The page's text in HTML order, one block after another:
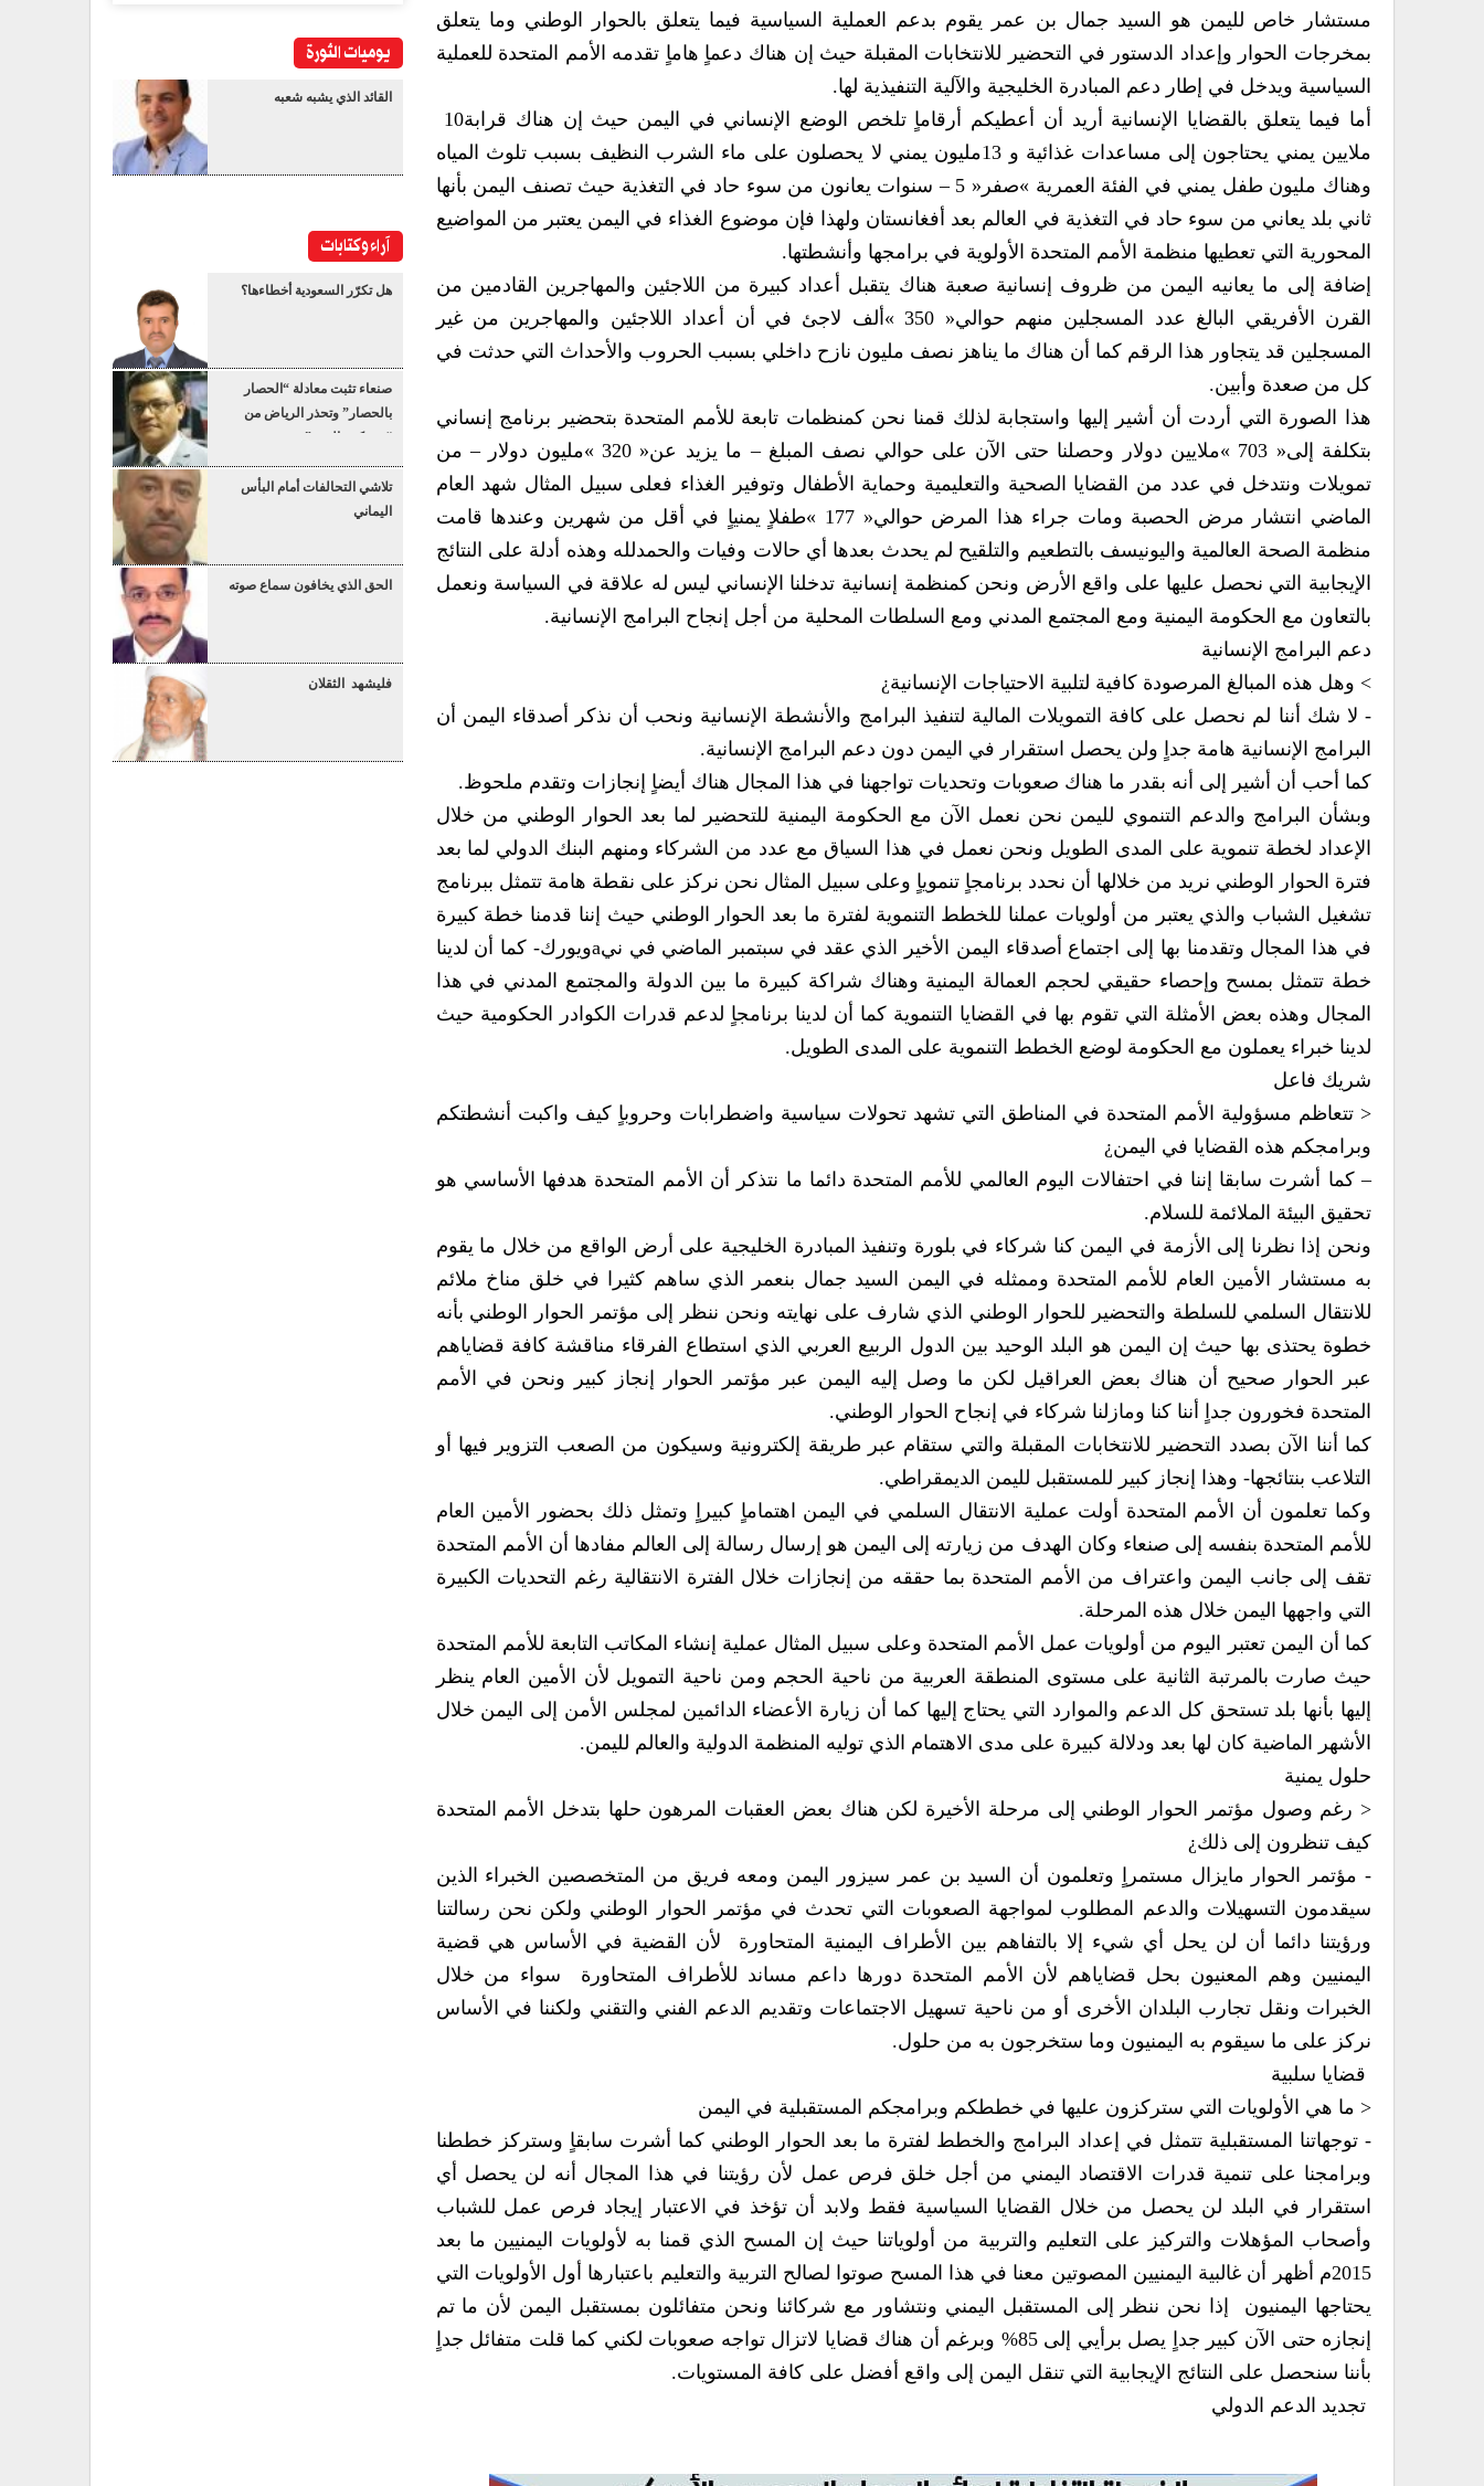
مستشار خاص لليمن هو السيد جمال بن عمر‮ ‬يقوم بدعم العملية السياسية فيما‮ ‬يتعلق بالحوار الوطني‮ ‬وما‮ ‬يتعلق
بمخرجات الحوار وإعداد الدستور في‮ ‬التحضير للانتخابات المقبلة حيث إن هناك دعماٍ‮ ‬هاماٍ‮ ‬تقدمه الأمم المتحدة للعملية
السياسية ويدخل في‮ ‬إطار دعم المبادرة الخليجية والآلية التنفيذية لها‮.‬
‬ملايين‮ ‬يمني‮ ‬يحتاجون إلى مساعدات‮ ‬غذائية و13‮ ‬مليون‮ ‬يمني‮ ‬لا‮ ‬يحصلون على ماء الشرب النظيف بسبب تلوث المياه
وهناك مليون طفل‮ ‬يمني‮ ‬في‮ ‬الفئة العمرية‮ »‬صفر‮ – ‬5‮« ‬سنوات‮ ‬يعانون من سوء حاد في‮ ‬التغذية حيث تصنف اليمن بأنها
ثاني‮ ‬بلد‮ ‬يعاني‮ ‬من سوء حاد في‮ ‬التغذية في‮ ‬العالم بعد أفغانستان ولهذا فإن موضوع الغذاء في‮ ‬اليمن‮ ‬يعتبر من المواضيع
المحورية التي‮ ‬تعطيها منظمة الأمم المتحدة الأولوية في‮ ‬برامجها وأنشطتها‮.‬
إضافة إلى ما‮ ‬يعانيه اليمن من ظروف إنسانية صعبة هناك‮ ‬يتقبل أعداد كبيرة من اللاجئين والمهاجرين القادمين من
القرن الأفريقي‮ ‬البالغ‮ ‬عدد المسجلين منهم حوالي‮ »‬350‮« ‬ألف لاجئ في‮ ‬أن أعداد اللاجئين والمهاجرين من‮ ‬غير
‬كل من صعدة وأبين‮.‬
‬بتكلفة إلى‮ »‬703‮« ‬ملايين دولار وحصلنا حتى الآن على حوالي‮ ‬نصف المبلغ‮ – ‬ما‮ ‬يزيد عن‮ »‬320‮« ‬مليون دولار‮ – ‬من
تمويلات ونتدخل في‮ ‬عدد من القضايا الصحية والتعليمية وحماية الأطفال وتوفير الغذاء‮ ‬فعلى سبيل المثال شهد العام
الماضي‮ ‬انتشار مرض الحصبة ومات جراء هذا المرض حوالي‮ »‬177‮« ‬طفلاٍ‮ ‬يمنياٍ‮ ‬في‮ ‬أقل من شهرين وعندها قامت
منظمة الصحة العالمية واليونيسف بالتطعيم والتلقيح لم‮ ‬يحدث بعدها أي‮ ‬حالات وفيات والحمدلله وهذه أدلة على النتائج
الإيجابية التي‮ ‬نحصل عليها على واقع الأرض ونحن كمنظمة إنسانية تدخلنا الإنساني‮ ‬ليس له علاقة في‮ ‬السياسة ونعمل
بالتعاون مع الحكومة اليمنية ومع المجتمع المدني‮ ‬ومع السلطات المحلية من أجل إنجاح البرامج الإنسانية‮.‬
دعم البرامج الإنسانية
‮> ‬وهل هذه المبالغ‮ ‬المرصودة كافية لتلبية الاحتياجات الإنسانية¿
‮- ‬لا شك أننا لم نحصل على كافة التمويلات المالية لتنفيذ البرامج والأنشطة الإنسانية ونحب أن نذكر أصدقاء اليمن أن
البرامج الإنسانية هامة جداٍ‮ ‬ولن‮ ‬يحصل استقرار في‮ ‬اليمن دون دعم البرامج الإنسانية‮.‬
كما أحب أن أشير إلى أنه بقدر ما هناك صعوبات وتحديات تواجهنا في‮ ‬هذا المجال هناك أيضاٍ‮ ‬إنجازات وتقدم ملحوظ‮.‬
وبشأن البرامج والدعم التنموي‮ ‬لليمن نحن نعمل الآن مع الحكومة اليمنية للتحضير لما بعد الحوار الوطني‮ ‬من خلال
الإعداد لخطة تنموية على المدى الطويل‮ ‬ونحن نعمل في‮ ‬هذا السياق مع عدد من الشركاء ومنهم البنك الدولي‮ ‬لما بعد
فترة الحوار الوطني‮ ‬نريد من خلالها أن نحدد برنامجاٍ‮ ‬تنموياٍ‮ ‬وعلى سبيل المثال نحن نركز على نقطة هامة تتمثل ببرنامج
تشغيل الشباب والذي‮ ‬يعتبر من أولويات عملنا للخطط التنموية لفترة ما بعد الحوار الوطني‮ ‬حيث إننا قدمنا خطة كبيرة
في‮ ‬هذا المجال وتقدمنا بها إلى اجتماع أصدقاء اليمن الأخير الذي‮ ‬عقد في‮ ‬سبتمبر الماضي‮ ‬في‮ ‬نيaويورك‮- ‬كما أن لدينا
خطة تتمثل بمسح وإحصاء حقيقي‮ ‬لحجم العمالة اليمنية وهناك شراكة كبيرة ما بين الدولة والمجتمع المدني‮ ‬في‮ ‬هذا
المجال وهذه بعض الأمثلة التي‮ ‬تقوم بها في‮ ‬القضايا التنموية كما أن لدينا برنامجاٍ‮ ‬لدعم قدرات الكوادر الحكومية حيث
لدينا خبراء‮ ‬يعملون مع الحكومة لوضع الخطط التنموية على المدى الطويل‮.‬
شريك فاعل
< تتعاظم مسؤولية الأمم المتحدة في‮ ‬المناطق التي‮ ‬تشهد تحولات سياسية واضطرابات وحروباٍ كيف واكبت أنشطتكم
وبرامجكم هذه القضايا في‮ ‬اليمن¿
– كما أشرت سابقا‮ ‬إننا في‮ ‬احتفالات اليوم العالمي‮ ‬للأمم المتحدة دائما ما نتذكر أن الأمم المتحدة هدفها الأساسي‮ ‬هو
تحقيق البيئة الملائمة للسلام‮.‬
ونحن إذا نظرنا إلى الأزمة في‮ ‬اليمن كنا شركاء في‮ ‬بلورة وتنفيذ المبادرة الخليجية على أرض الواقع من خلال ما‮ ‬يقوم
به مستشار الأمين العام للأمم المتحدة وممثله في‮ ‬اليمن السيد جمال بنعمر الذي‮ ‬ساهم كثيرا في‮ ‬خلق مناخ ملائم
للانتقال السلمي‮ ‬للسلطة والتحضير للحوار الوطني‮ ‬الذي‮ ‬شارف على نهايته ونحن ننظر إلى مؤتمر الحوار الوطني‮ ‬بأنه
خطوة‮ ‬يحتذى بها حيث إن اليمن هو البلد الوحيد بين الدول الربيع العربي‮ ‬الذي‮ ‬استطاع الفرقاء مناقشة كافة قضاياهم
عبر الحوار‮ ‬صحيح أن هناك بعض العراقيل لكن ما وصل إليه اليمن عبر مؤتمر الحوار إنجاز كبير ونحن في‮ ‬الأمم
المتحدة فخورون جداٍ‮ ‬أننا كنا ومازلنا شركاء في‮ ‬إنجاح الحوار الوطني‮.‬
كما أننا الآن بصدد التحضير للانتخابات المقبلة والتي‮ ‬ستقام عبر طريقة إلكترونية وسيكون من الصعب التزوير فيها أو
التلاعب بنتائجها‮- ‬وهذا إنجاز كبير للمستقبل لليمن الديمقراطي‮.‬
وكما تعلمون أن الأمم المتحدة أولت عملية الانتقال السلمي‮ ‬في‮ ‬اليمن اهتماماٍ‮ ‬كبيراٍ‮ ‬وتمثل ذلك بحضور الأمين العام
للأمم المتحدة بنفسه إلى صنعاء وكان الهدف من زيارته إلى اليمن هو إرسال رسالة إلى العالم مفادها أن الأمم المتحدة
تقف إلى جانب اليمن واعتراف من الأمم المتحدة بما حققه من إنجازات خلال الفترة الانتقالية رغم التحديات الكبيرة
التي‮ ‬واجهها اليمن خلال هذه المرحلة‮.‬
كما أن اليمن تعتبر اليوم من أولويات عمل الأمم المتحدة وعلى سبيل المثال عملية إنشاء المكاتب التابعة للأمم المتحدة
حيث صارت بالمرتبة الثانية على مستوى المنطقة العربية من ناحية الحجم ومن ناحية التمويل لأن الأمين العام‮ ‬ينظر
إليها بأنها بلد تستحق كل الدعم والموارد التي‮ ‬يحتاج إليها كما أن زيارة الأعضاء الدائمين لمجلس الأمن إلى اليمن خلال
الأشهر الماضية كان لها بعد ودلالة كبيرة على مدى الاهتمام الذي‮ ‬توليه المنظمة الدولية والعالم لليمن.
حلول‮ ‬يمنية
‮< ‬رغم وصول مؤتمر الحوار الوطني‮ ‬إلى مرحلة الأخيرة لكن هناك بعض العقبات المرهون حلها بتدخل الأمم المتحدة
كيف تنظرون إلى ذلك¿
‮- ‬مؤتمر الحوار مايزال مستمراٍ‮ ‬وتعلمون أن السيد بن عمر سيزور اليمن ومعه فريق من المتخصصين الخبراء الذين
سيقدمون التسهيلات والدعم المطلوب لمواجهة الصعوبات التي‮ ‬تحدث في‮ ‬مؤتمر الحوار الوطني‮ ‬ولكن نحن رسالتنا
ورؤيتنا دائما أن لن‮ ‬يحل أي‮ ‬شيء إلا بالتفاهم بين الأطراف اليمنية المتحاورة‮ ‬‮ ‬لأن القضية في‮ ‬الأساس هي‮ ‬قضية
اليمنيين وهم المعنيون بحل قضاياهم لأن الأمم المتحدة دورها داعم مساند للأطراف المتحاورة‮ ‬‮ ‬سواء من خلال
الخبرات ونقل تجارب البلدان الأخرى أو من ناحية تسهيل الاجتماعات وتقديم الدعم الفني‮ ‬والتقني‮ ‬ولكننا في‮ ‬الأساس
نركز على ما سيقوم به اليمنيون وما ستخرجون به من حلول‮.‬
‮< ‬ما هي‮ ‬الأولويات التي‮ ‬ستركزون عليها في‮ ‬خططكم وبرامجكم المستقبلية في‮ ‬اليمن
‮- ‬توجهاتنا المستقبلية تتمثل في‮ ‬إعداد البرامج والخطط لفترة ما بعد الحوار الوطني‮ ‬كما أشرت سابقاٍ‮ ‬وستركز خططنا
‬استقرار في‮ ‬البلد لن‮ ‬يحصل من خلال القضايا السياسية فقط ولابد أن تؤخذ في‮ ‬الاعتبار إيجاد فرص عمل للشباب
‬يحتاجها اليمنيون‮ ‬‮ ‬إذا نحن ننظر إلى المستقبل اليمني‮ ‬ونتشاور مع شركائنا ونحن متفائلون بمستقبل اليمن لأن ما تم
‬بأننا سنحصل على النتائج الإيجابية التي‮ ‬تنقل اليمن إلى واقع أفضل على كافة المستويات‮.‬
يوميات الثورة
القائد الذي يشبه شعبه
آراء وكتابات
هل تكرّر السعودية أخطاءها؟
صنعاء تثبت معادلة “الحصار
بالحصار” وتحذر الرياض من
“عسكرة البحر”
تلاشي التحالفات أمام البأس
اليماني
الحق الذي يخافون سماع صوته
فليشهد الثقلان